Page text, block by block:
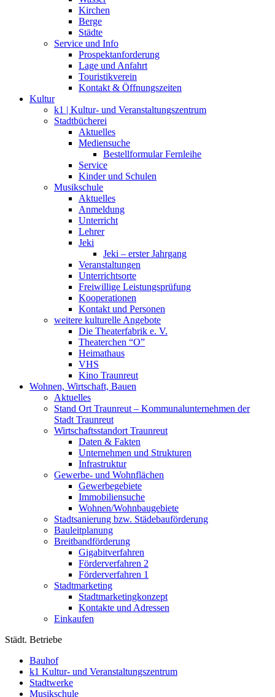
Kirchen
Berge
Städte
Service und Info
Prospektanforderung
Lage und Anfahrt
Touristikverein
Kontakt & Öffnungszeiten
Kultur
k1 | Kultur- und Veranstaltungszentrum
Stadtbücherei
Aktuelles
Mediensuche
Bestellformular Fernleihe
Service
Kinder und Schulen
Musikschule
Aktuelles
Anmeldung
Unterricht
Lehrer
Jeki
Jeki – erster Jahrgang
Veranstaltungen
Unterrichtsorte
Freiwillige Leistungsprüfung
Kooperationen
Kontakt und Personen
weitere kulturelle Angebote
Die Theaterfabrik e. V.
Theaterchen “O”
Heimathaus
VHS
Kino Traunreut
Wohnen, Wirtschaft, Bauen
Aktuelles
Stand Ort Traunreut – Kommunalunternehmen der
Stadt Traunreut
Wirtschaftsstandort Traunreut
Daten & Fakten
Unternehmen und Strukturen
Infrastruktur
Gewerbe- und Wohnflächen
Gewerbegebiete
Immobiliensuche
Wohnen/Wohnbaugebiete
Stadtsanierung bzw. Städebauförderung
Bauleitplanung
Breitbandförderung
Gigabitverfahren
Förderverfahren 2
Förderverfahren 1
Stadtmarketing
Stadtmarketingkonzept
Kontakte und Adressen
Einkaufen
Städt. Betriebe
Bauhof
k1 Kultur- und Veranstaltungszentrum
Stadtwerke
Musikschule